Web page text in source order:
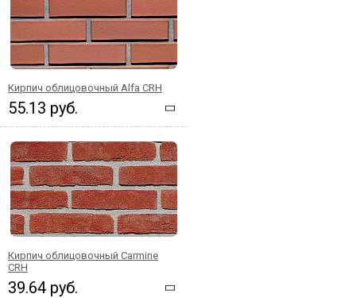
Кирпич облицовочный Alfa CRH
55.13 руб.
Кирпич облицовочный Carmine
CRH
39.64 руб.